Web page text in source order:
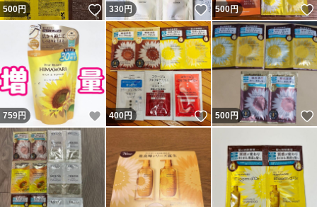
500円 いいね！
330円 いいね！
500円
759円 いいね！
400円 いいね！
500円